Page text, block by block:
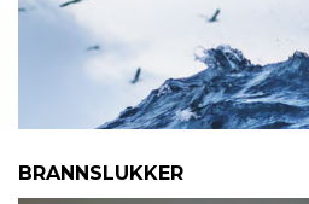
BRANNSLUKKER